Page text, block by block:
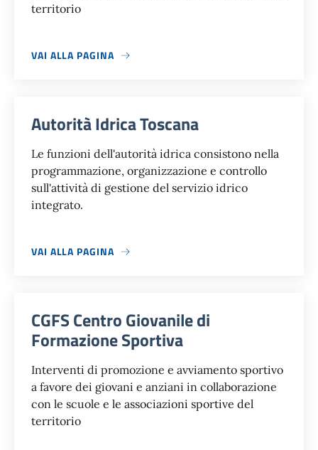
territorio
VAI ALLA PAGINA
Autorità Idrica Toscana
Le funzioni dell'autorità idrica consistono nella
programmazione, organizzazione e controllo
sull'attività di gestione del servizio idrico
integrato.
VAI ALLA PAGINA
CGFS Centro Giovanile di
Formazione Sportiva
Interventi di promozione e avviamento sportivo
a favore dei giovani e anziani in collaborazione
con le scuole e le associazioni sportive del
territorio